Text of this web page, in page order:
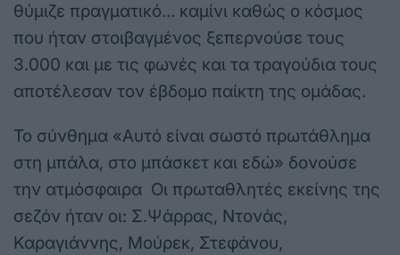
θύμιζε πραγματικό… καμίνι καθώς ο κόσμος
που ήταν στοιβαγμένος ξεπερνούσε τους
3.000 και με τις φωνές και τα τραγούδια τους
αποτέλεσαν τον έβδομο παίκτη της ομάδας.
Το σύνθημα «Αυτό είναι σωστό πρωτάθλημα
στη μπάλα, στο μπάσκετ και εδώ» δονούσε
την ατμόσφαιρα Οι πρωταθλητές εκείνης της
σεζόν ήταν οι: Σ.Ψάρρας, Ντονάς,
Καραγιάννης, Μούρεκ, Στεφάνου,